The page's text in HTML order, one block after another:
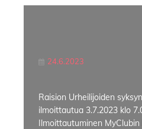
24.6.2023
Raision Urheilijoiden
ilmoittautua 3.7.2023 klo
Ilmoittautuminen